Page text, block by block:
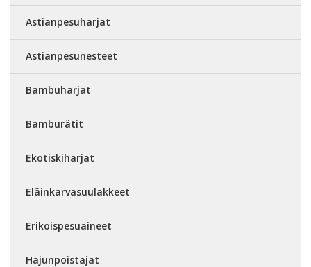
Astianpesuharjat
Astianpesunesteet
Bambuharjat
Bamburätit
Ekotiskiharjat
Eläinkarvasuulakkeet
Erikoispesuaineet
Hajunpoistajat